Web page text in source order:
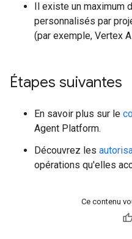
Il existe un maximum
personnalisés par
(par exemple, Vertex
Étapes suivantes
En savoir plus sur le
Agent Platform.
Découvrez les
opérations qu'elles
Ce contenu